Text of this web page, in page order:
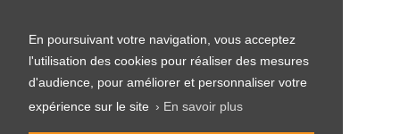
En poursuivant votre navigation, vous acceptez
l'utilisation des cookies pour réaliser des mesures
d'audience, pour améliorer et personnaliser votre
expérience sur le site › En savoir plus